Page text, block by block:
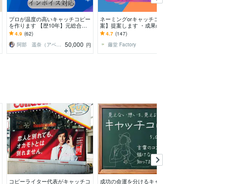
プロが温度の高いキャッチコピー
を作ります 【歴10年】元総合広
告代理店MVP賞受賞/行動に導く
言葉を。
4.9 (62)
阿部 遥奈（アベハルナ） 50,000 円
ネーミングorキャッチコピー【10
案】提案します ・成果のあが
る、オリジナルでインパクトのあ
る案をご提案。
4.7 (147)
藤堂 Factory
コピーライター代表がキャッチコ
成功の命運を分けるキャッチコピ